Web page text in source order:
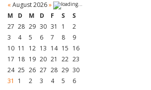
« August 2026»
M
D M D F S
S
27 28 29 30 31 1
2
3
4 5 6 7 8
9
10 11 12 13 14 15 16
17 18 19 20 21 22 23
24 25 26 27 28 29 30
31
1 2 3 4 5 6